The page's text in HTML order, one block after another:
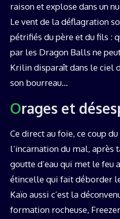
raison et explose dans un
Le vent de la déflagration
pétrifiés du père et du fils :
par les Dragon Balls ne
Krilin disparaît dans le ciel
son bourreau…
Orages et
Ce direct au foie, ce coup
l’incarnation du mal, après
goutte d’eau qui met le feu
étincelle qui fait déborder
Kaïo aussi c’est la
formation rocheuse,